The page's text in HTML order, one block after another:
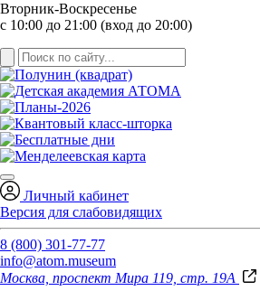
Вторник-Воскресенье
с 10:00 до 21:00 (вход до 20:00)
Личный кабинет
Версия для слабовидящих
8 (800) 301-77-77
info@atom.museum
Москва, проспект Мира 119, стр. 19А